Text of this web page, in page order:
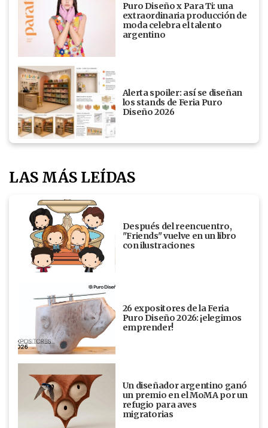
Puro Diseño x Para Ti: una
extraordinaria producción de
moda celebra el talento
argentino
Alerta spoiler: así se diseñan
los stands de Feria Puro
Diseño 2026
LAS MÁS LEÍDAS
Después del reencuentro,
"Friends" vuelve en un libro
con ilustraciones
26 expositores de la Feria
Puro Diseño 2026: ¡elegimos
emprender!
Un diseñador argentino ganó
un premio en el MoMA por un
refugio para aves
migratorias